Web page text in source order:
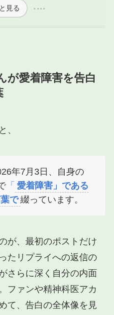
見る
が愛着障害を告白
、
年7月3日、自身の
「 愛着障害」である
で 綴っています。
が、最初のポストだけ
たリプライへの返信の
さらに深く自分の内面
ファンや精神科医アカ
て、告白の全体像を見